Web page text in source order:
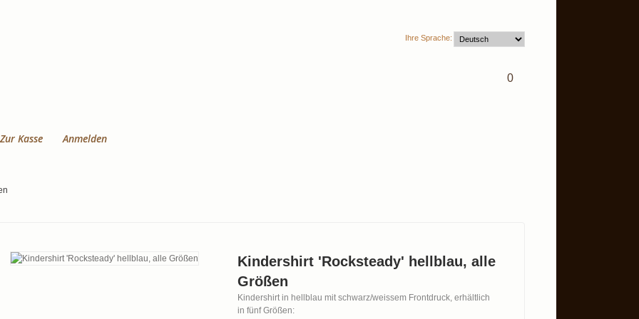
Ihre Sprache:
0
Zur Kasse Anmelden
Kindershirt 'Rocksteady' hellblau, alle
Größen
Kindershirt in hellblau mit schwarz/weissem Frontdruck, erhältlich
in fünf Größen: